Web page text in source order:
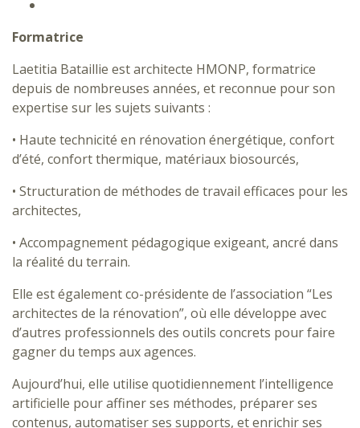
Formatrice
Laetitia Bataillie est architecte HMONP, formatrice
depuis de nombreuses années, et reconnue pour son
expertise sur les sujets suivants :
• Haute technicité en rénovation énergétique, confort
d’été, confort thermique, matériaux biosourcés,
• Structuration de méthodes de travail efficaces pour les
architectes,
• Accompagnement pédagogique exigeant, ancré dans
la réalité du terrain.
Elle est également co-présidente de l’association “Les
architectes de la rénovation”, où elle développe avec
d’autres professionnels des outils concrets pour faire
gagner du temps aux agences.
Aujourd’hui, elle utilise quotidiennement l’intelligence
artificielle pour affiner ses méthodes, préparer ses
contenus, automatiser ses supports, et enrichir ses